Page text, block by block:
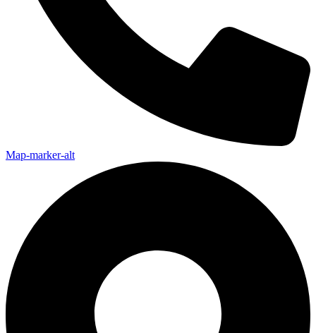
Map-marker-alt